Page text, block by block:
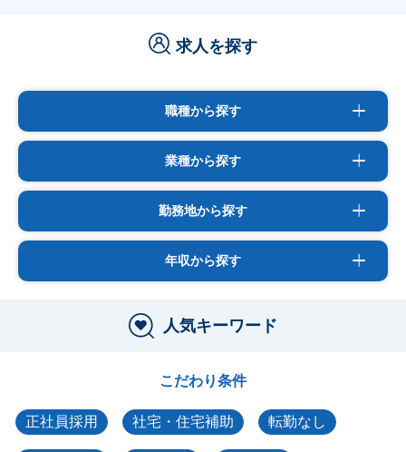
求人を探す
職種から探す
業種から探す
勤務地から探す
年収から探す
人気キーワード
こだわり条件
正社員採用 社宅・住宅補助 転勤なし